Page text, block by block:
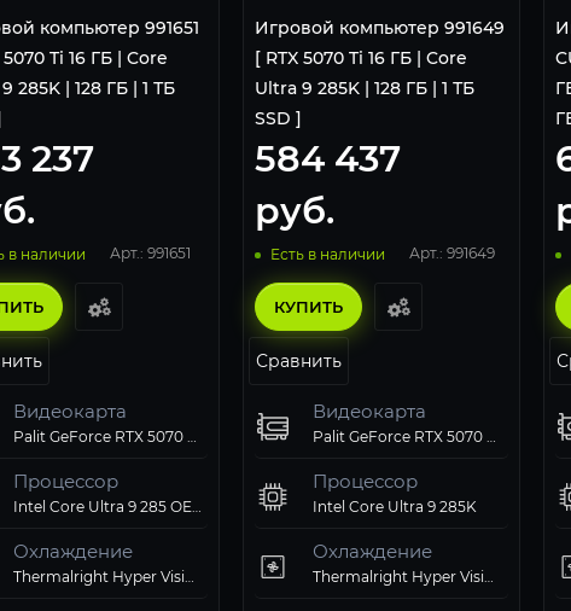
компьютер 991651
5070 Ti 16 ГБ | Core
285K | 128 ГБ | 1 ТБ
237
в наличии Арт.: 991651
Видеокарта
Palit GeForce RTX 5070 Ti GamingPro-S OC 16Gb
Процессор
Intel Core Ultra 9 285 OEM AT8076806418
Охлаждение
Thermalright Hyper Vision 360 ARGB Black
Игровой компьютер 991649
[ RTX 5070 Ti 16 ГБ | Core
Ultra 9 285K | 128 ГБ | 1 ТБ
SSD ]
584 437
руб.
Есть в наличии Арт.: 991649
КУПИТЬ
Сравнить
Видеокарта
Palit GeForce RTX 5070 Ti GamingPro-S OC 16Gb
Процессор
Intel Core Ultra 9 285K
Охлаждение
Thermalright Hyper Vision 360 ARGB Black